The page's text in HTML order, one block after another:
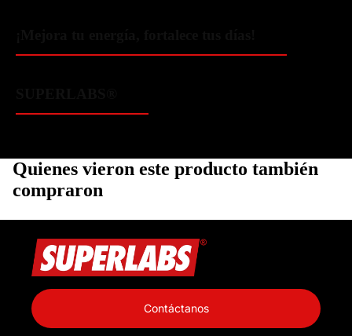
Quienes vieron este producto también
compraron
Contáctanos
Información de contacto
Política de reembolso